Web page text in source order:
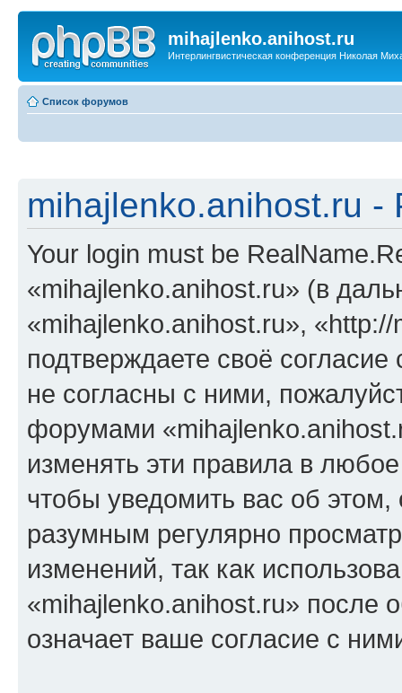
mihajlenko.anihost.ru
Интерлингвистическая конференция Николая
Список форумов
mihajlenko.anihost.ru -
Your login must be
«mihajlenko.anihost.ru» (в
«mihajlenko.anihost.ru»,
подтверждаете своё
не согласны с ними,
форумами
изменять эти правила в
чтобы уведомить вас об
разумным регулярно
изменений, так как
«mihajlenko.anihost.ru» после
означает ваше согласие с